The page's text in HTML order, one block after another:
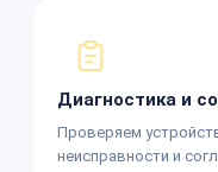
Диагностика и
Проверяем
неисправности и